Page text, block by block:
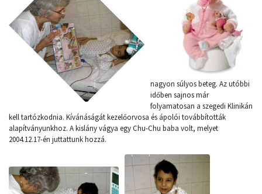
nagyon súlyos beteg. Az utóbbi
időben sajnos már
folyamatosan a szegedi Klinikán
kell tartózkodnia. Kívánáságát kezelőorvosa és ápolói továbbították
alapítványunkhoz. A kislány vágya egy Chu-Chu baba volt, melyet
2004.12.17-én juttattunk hozzá.